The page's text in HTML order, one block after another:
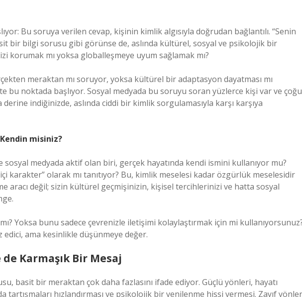
Bu soruya verilen cevap, kişinin kimlik algısıyla doğrudan bağlantılı. “Senin
bir bilgi sorusu gibi görünse de, aslında kültürel, sosyal ve psikolojik bir
korumak mı yoksa globalleşmeye uyum sağlamak mı?
meraktan mı soruyor, yoksa kültürel bir adaptasyon dayatması mı
bu noktada başlıyor. Sosyal medyada bu soruyu soran yüzlerce kişi var ve çoğu
derine indiğinizde, aslında ciddi bir kimlik sorgulamasıyla karşı karşıya
misiniz?
medyada aktif olan biri, gerçek hayatında kendi ismini kullanıyor mu?
karakter” olarak mı tanıtıyor? Bu, kimlik meselesi kadar özgürlük meselesidir
aracı değil; sizin kültürel geçmişinizin, kişisel tercihlerinizi ve hatta sosyal
Yoksa bunu sadece çevrenizle iletişimi kolaylaştırmak için mi
ama kesinlikle düşünmeye değer.
Karmaşık Bir Mesaj
basit bir meraktan çok daha fazlasını ifade ediyor. Güçlü yönleri, hayatı
tartışmaları hızlandırması ve psikolojik bir yenilenme hissi vermesi. Zayıf